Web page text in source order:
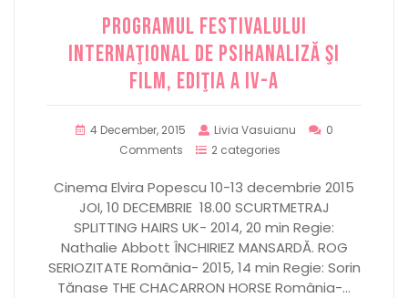
PROGRAMUL FESTIVALULUI
INTERNAŢIONAL DE PSIHANALIZĂ ŞI
FILM, ediţia a IV-a
4 December, 2015 Livia Vasuianu
0
Comments
2 categories
Cinema Elvira Popescu 10-13 decembrie 2015
JOI, 10 DECEMBRIE 18.00 SCURTMETRAJ
SPLITTING HAIRS UK- 2014, 20 min Regie:
Nathalie Abbott ÎNCHIRIEZ MANSARDĂ. ROG
SERIOZITATE România- 2015, 14 min Regie: Sorin
Tănase THE CHACARRON HORSE România-…